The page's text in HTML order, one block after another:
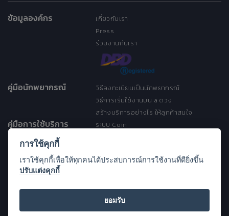
ข้อมูลองค์กร
เกี่ยวกับเรา
Press
ร่วมงานกับเรา
คู่มือนักพยากรณ์
วิธีลงทะเบียนเป็นนักพยากรณ์
วิธีการเริ่มใช้งานบน a ดวง
สร้างบริการอย่างไร ให้ลูกค้าสนใจ
คู่มือการใช้บริการ
ระบบ Coin
ประกาศการคุ้มครองข้อมูลส่วนบุคคล
Open Source License
FAQ
การใช้คุกกี้
เราใช้คุกกี้เพื่อให้ทุกคนได้ประสบการณ์การใช้งานที่ดียิ่งขึ้น
ปรับแต่งคุกกี้
ยอมรับ